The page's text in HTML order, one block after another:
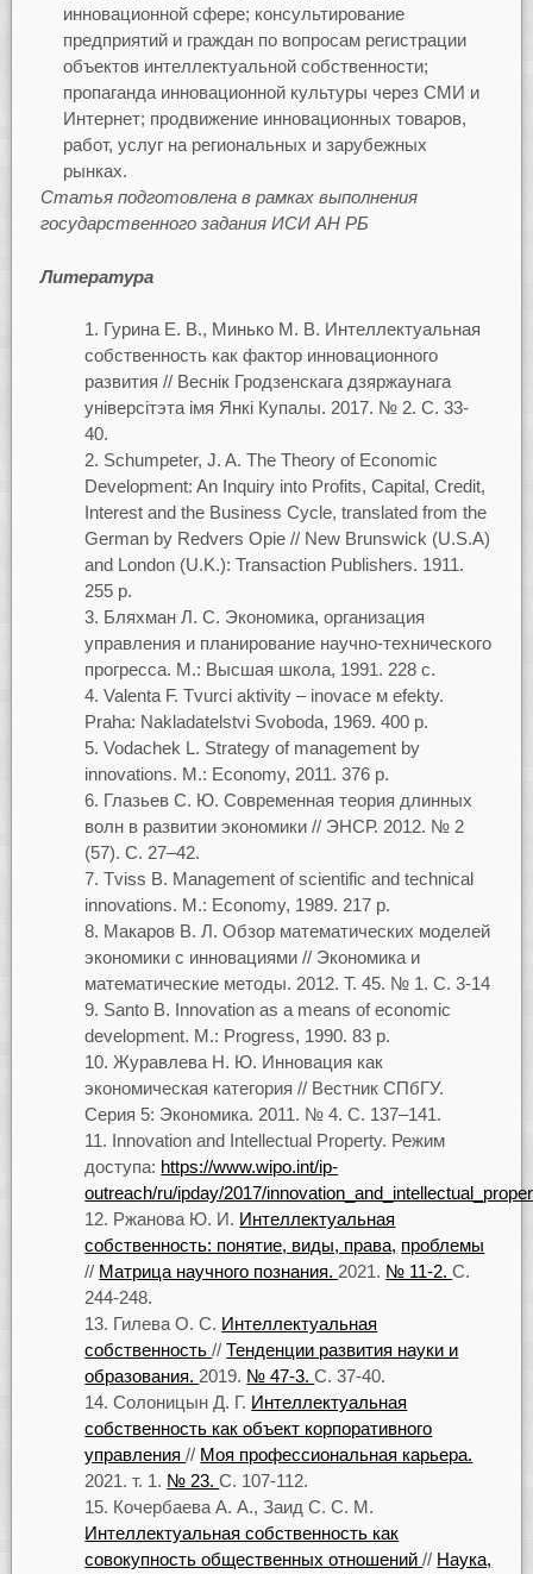
инновационной сфере; консультирование
предприятий и граждан по вопросам регистрации
объектов интеллектуальной собственности;
пропаганда инновационной культуры через СМИ и
Интернет; продвижение инновационных товаров,
работ, услуг на региональных и зарубежных
рынках.
Статья подготовлена в рамках выполнения
государственного задания ИСИ АН РБ
Литература
Гурина Е. В., Минько М. В. Интеллектуальная
собственность как фактор инновационного
развития // Веснiк Гродзенскага дзяржаунага
унiверсiтэта iмя Янкi Купалы. 2017. № 2. С. 33-
40.
Schumpeter, J. A. The Theory of Economic
Development: An Inquiry into Profits, Capital, Credit,
Interest and the Business Cycle, translated from the
German by Redvers Opie // New Brunswick (U.S.A)
and London (U.K.): Transaction Publishers. 1911.
255 p.
Бляхман Л. С. Экономика, организация
управления и планирование научно-технического
прогресса. М.: Высшая школа, 1991. 228 с.
Valenta F. Tvurci aktivity – inovace м efekty.
Praha: Nakladatelstvi Svoboda, 1969. 400 p.
Vodachek L. Strategy of management by
innovations. M.: Economy, 2011. 376 p.
Глазьев С. Ю. Современная теория длинных
волн в развитии экономики // ЭНСР. 2012. № 2
(57). С. 27–42.
Tviss B. Management of scientific and technical
innovations. M.: Economy, 1989. 217 p.
Макаров В. Л. Обзор математических моделей
экономики с инновациями // Экономика и
математические методы. 2012. Т. 45. № 1. С. 3-14
Santo B. Innovation as a means of economic
development. M.: Progress, 1990. 83 p.
Журавлева Н. Ю. Инновация как
экономическая категория // Вестник СПбГУ.
Серия 5: Экономика. 2011. № 4. С. 137–141.
Innovation and Intellectual Property. Режим
доступа: https://www.wipo.int/ip-
outreach/ru/ipday/2017/
Ржанова Ю. И. Интеллектуальная
собственность: понятие, виды, права, проблемы
// Матрица научного познания. 2021. № 11-2.С.
244-248.
Гилева О. С. Интеллектуальная
собственность//Тенденции развития науки и
образования. 2019. № 47-3.С. 37-40.
Солоницын Д. Г. Интеллектуальная
собственность как объект корпоративного
управления// Моя профессиональная карьера.
2021. т. 1. № 23.С. 107-112.
Кочербаева А. А., Заид С. С. М.
Интеллектуальная собственность как
совокупность общественных отношений// Наука,